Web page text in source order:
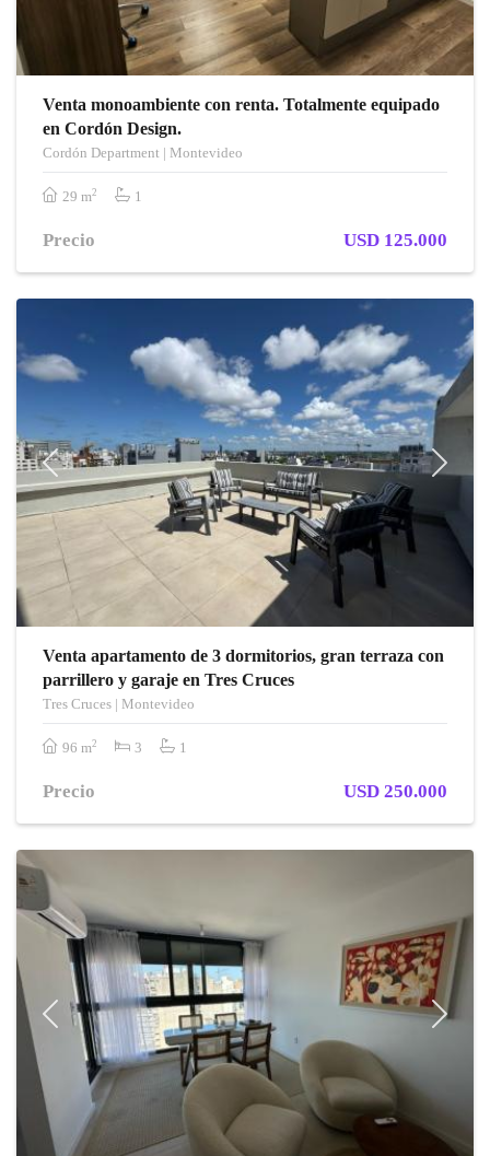
Venta monoambiente con renta. Totalmente equipado
en Cordón Design.
Cordón Department | Montevideo
29 m2 1
Precio USD 125.000
Previous Next
Venta apartamento de 3 dormitorios, gran terraza con
parrillero y garaje en Tres Cruces
Tres Cruces | Montevideo
96 m2 3 1
Precio USD 250.000
Previous Next